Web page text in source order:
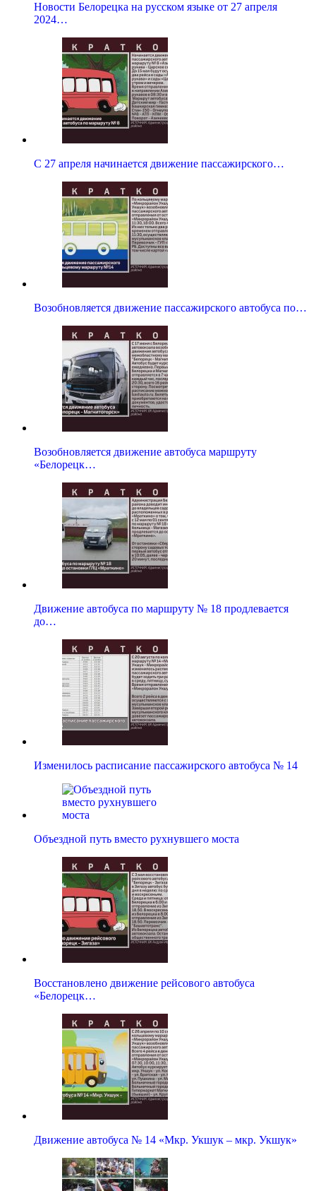
Новости Белорецка на русском языке от 27 апреля
2024…
С 27 апреля начинается движение пассажирского…
Возобновляется движение пассажирского автобуса по…
Возобновляется движение автобуса маршруту
«Белорецк…
Движение автобуса по маршруту № 18 продлевается
до…
Изменилось расписание пассажирского автобуса № 14
Объездной путь вместо рухнувшего моста
Восстановлено движение рейсового автобуса
«Белорецк…
Движение автобуса № 14 «Мкр. Укшук – мкр. Укшук»